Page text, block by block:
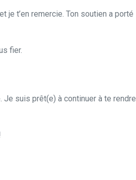
je t’en remercie. Ton soutien a porté
fier.
suis prêt(e) à continuer à te rendre